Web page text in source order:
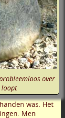
over
loopt
was. Het
Men